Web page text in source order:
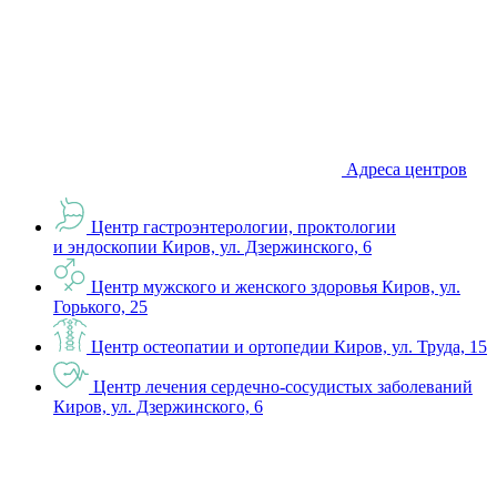
Адреса центров
Центр гастроэнтерологии, проктологии
и эндоскопии Киров, ул. Дзержинского, 6
Центр мужского и женского здоровья Киров, ул.
Горького, 25
Центр остеопатии и ортопедии Киров, ул. Труда, 15
Центр лечения сердечно-сосудистых заболеваний
Киров, ул. Дзержинского, 6